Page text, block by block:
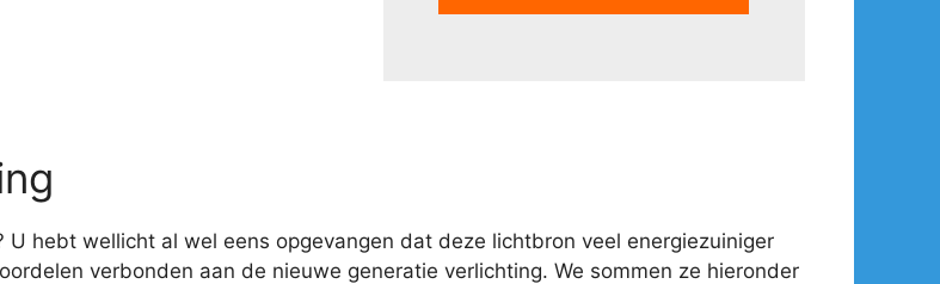
U hebt wellicht al wel eens opgevangen dat deze lichtbron veel energiezuiniger
verbonden aan de nieuwe generatie verlichting. We sommen ze hieronder